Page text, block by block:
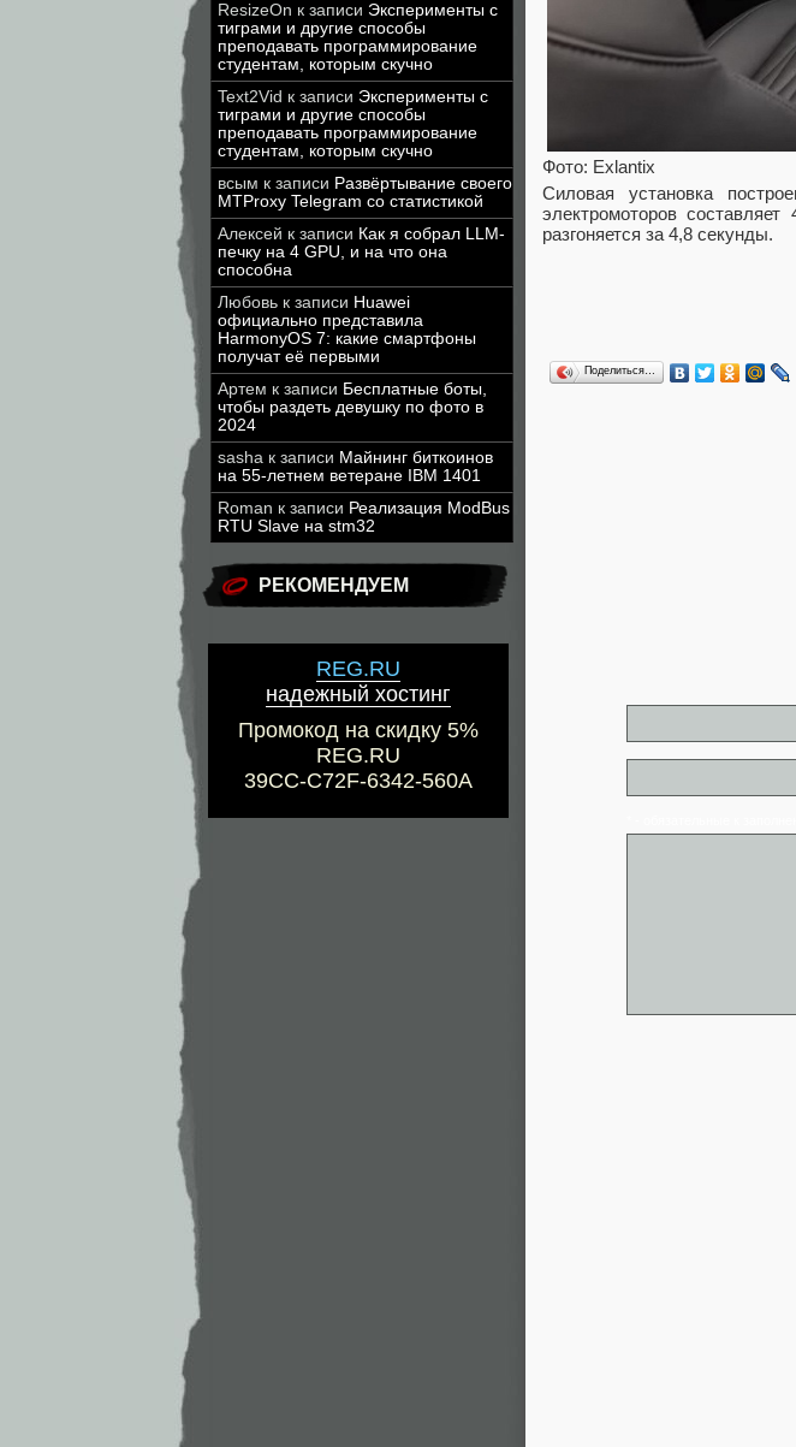
ResizeOn к записи Эксперименты с
тиграми и другие способы
преподавать программирование
студентам, которым скучно
Text2Vid к записи Эксперименты с
тиграми и другие способы
преподавать программирование
студентам, которым скучно
всым к записи Развёртывание своего
MTProxy Telegram со статистикой
Алексей к записи Как я собрал LLM-
печку на 4 GPU, и на что она
способна
Любовь к записи Huawei
официально представила
HarmonyOS 7: какие смартфоны
получат её первыми
Артем к записи Бесплатные боты,
чтобы раздеть девушку по фото в
2024
sasha к записи Майнинг биткоинов
на 55-летнем ветеране IBM 1401
Roman к записи Реализация ModBus
RTU Slave на stm32
РЕКОМЕНДУЕМ
REG.RU
надежный хостинг
Промокод на скидку 5%
REG.RU
39CC-C72F-6342-560A
Фото: Exlantix
Силовая установка
электромоторов
разгоняется за 4,8 секунды.
Поделиться…